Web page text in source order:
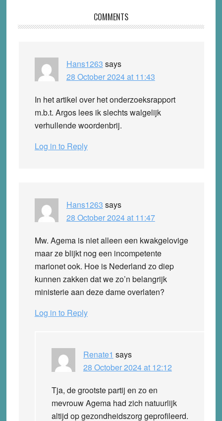
Interactions
COMMENTS
Hans1263 says
28 October 2024 at 11:43
In het artikel over het onderzoeksrapport
m.b.t. Argos lees ik slechts walgelijk
verhullende woordenbrij.
Log in to Reply
Hans1263 says
28 October 2024 at 11:47
Mw. Agema is niet alleen een kwakgelovige
maar ze blijkt nog een incompetente
marionet ook. Hoe is Nederland zo diep
kunnen zakken dat we zo’n belangrijk
ministerie aan deze dame overlaten?
Log in to Reply
Renate1 says
28 October 2024 at 12:12
Tja, de grootste partij en zo en
mevrouw Agema had zich natuurlijk
altijd op gezondheidszorg geprofileerd.